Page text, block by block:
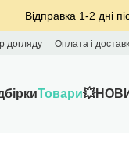
Відправка 1-2 дні
догляду Оплата і
Товари